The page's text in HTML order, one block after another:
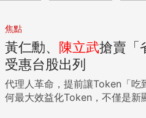
焦點
黃仁勳、 陳立武搶賣「
受惠台股出列
代理人革命，提前讓Token「吃
何最大效益化Token，不僅是新